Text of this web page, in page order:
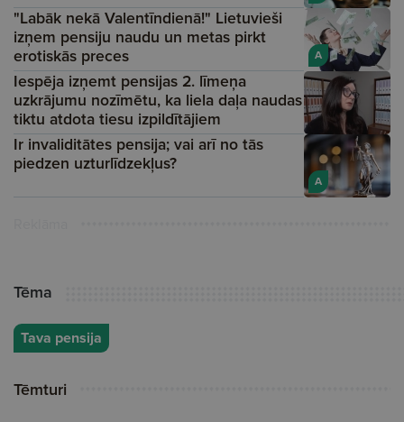
A
"Labāk nekā Valentīndienā!" Lietuvieši
izņem pensiju naudu un metas pirkt
erotiskās preces
Iespēja izņemt pensijas 2. līmeņa
uzkrājumu nozīmētu, ka liela daļa naudas
tiktu atdota tiesu izpildītājiem
A
Ir invaliditātes pensija; vai arī no tās
piedzen uzturlīdzekļus?
Tēma
Tava pensija
Tēmturi